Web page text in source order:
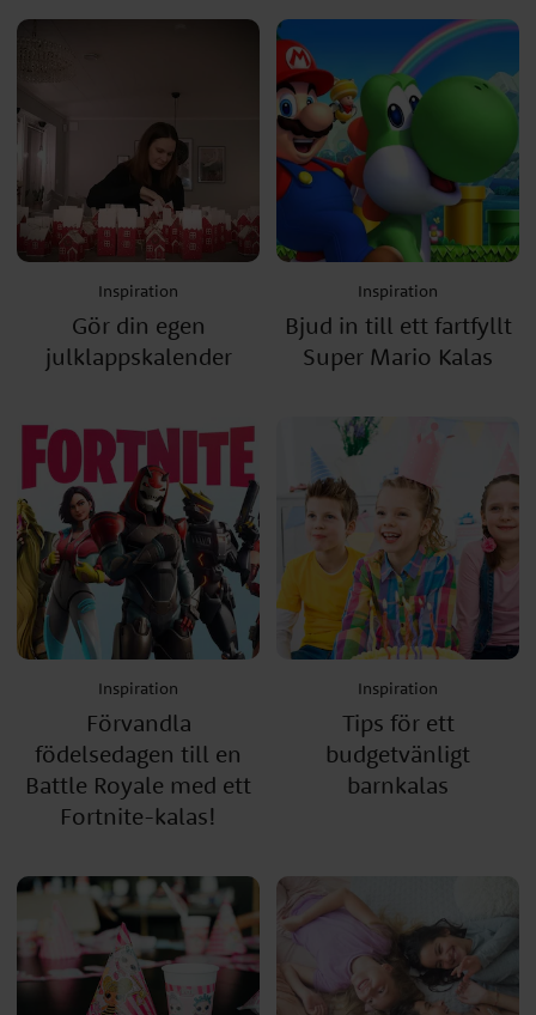
Inspiration
Gör din egen
julklappskalender
Inspiration
Bjud in till ett fartfyllt
Super Mario Kalas
Inspiration
Förvandla
födelsedagen till en
Battle Royale med ett
Fortnite-kalas!
Inspiration
Tips för ett
budgetvänligt
barnkalas